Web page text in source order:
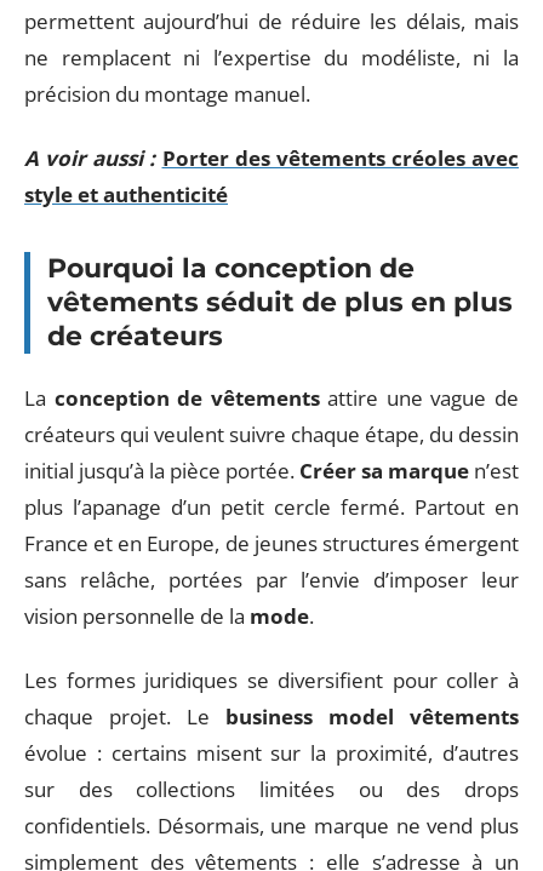
permettent aujourd’hui de réduire les délais, mais
ne remplacent ni l’expertise du modéliste, ni la
précision du montage manuel.
A voir aussi : Porter des vêtements créoles avec
style et authenticité
Pourquoi la conception de
vêtements séduit de plus en plus
de créateurs
La conception de vêtementsattire une vague de
créateurs qui veulent suivre chaque étape, du dessin
initial jusqu’à la pièce portée. Créer sa marque n’est
plus l’apanage d’un petit cercle fermé. Partout en
France et en Europe, de jeunes structures émergent
sans relâche, portées par l’envie d’imposer leur
vision personnelle de la mode.
Les formes juridiques se diversifient pour coller à
chaque projet. Le business model vêtements
évolue : certains misent sur la proximité, d’autres
sur des collections limitées ou des drops
confidentiels. Désormais, une marque ne vend plus
simplement des vêtements : elle s’adresse à un